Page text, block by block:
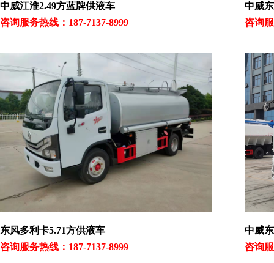
中威江淮2.49方蓝牌供液车
咨询服务热线：187-7137-8999
中威
咨询
东风多利卡5.71方供液车
咨询服务热线：187-7137-8999
中威
咨询